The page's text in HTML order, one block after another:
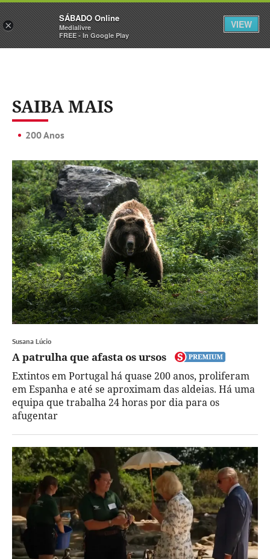
Sábado Assine Iniciar Sessão
SAIBA MAIS
200 Anos
Susana Lúcio
A patrulha que afasta os ursos
Extintos em Portugal há quase 200 anos, proliferam
em Espanha e até se aproximam das aldeias. Há uma
equipa que trabalha 24 horas por dia para os
afugentar
×
SÁBADO Online
Medialivre
FREE - In Google Play
VIEW